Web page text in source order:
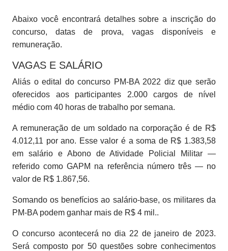
Abaixo você encontrará detalhes sobre a inscrição do
concurso, datas de prova, vagas disponíveis e
remuneração.
VAGAS E SALÁRIO
Aliás o edital do concurso PM-BA 2022 diz que serão
oferecidos aos participantes 2.000 cargos de nível
médio com 40 horas de trabalho por semana.
A remuneração de um soldado na corporação é de R$
4.012,11 por ano. Esse valor é a soma de R$ 1.383,58
em salário e Abono de Atividade Policial Militar —
referido como GAPM na referência número três — no
valor de R$ 1.867,56.
Somando os benefícios ao salário-base, os militares da
PM-BA podem ganhar mais de R$ 4 mil..
O concurso acontecerá no dia 22 de janeiro de 2023.
Será composto por 50 questões sobre conhecimentos